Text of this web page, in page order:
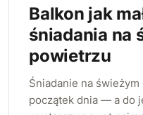
Balkon jak
śniadania na
powietrzu
Śniadanie na
początek dnia — a do